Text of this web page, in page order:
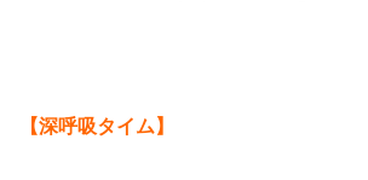
【深呼吸タイム】